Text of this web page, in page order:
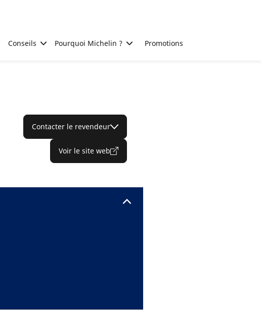
Conseils Pourquoi Michelin ? Promotions
Contacter le revendeur
Voir le site web